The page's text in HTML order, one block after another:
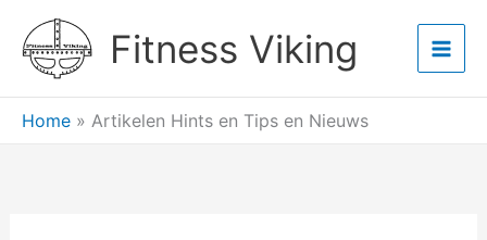
naar
inhoud
Fitness Viking
Main
Home » Artikelen Hints en Tips en Nieuws